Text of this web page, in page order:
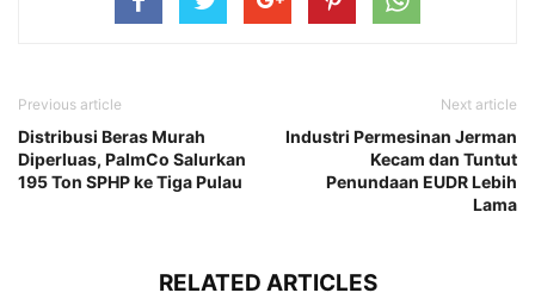
Previous article
Distribusi Beras Murah
Diperluas, PalmCo Salurkan
195 Ton SPHP ke Tiga Pulau
Next article
Industri Permesinan Jerman
Kecam dan Tuntut
Penundaan EUDR Lebih
Lama
RELATED ARTICLES